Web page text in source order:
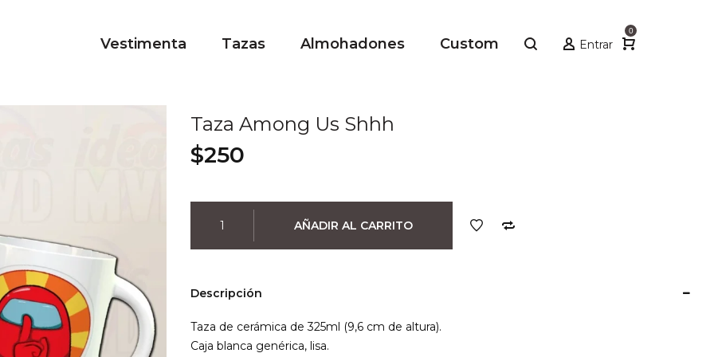
Entrar
0
Vestimenta Tazas Almohadones Custom
Taza Among Us Shhh
$250
Among
Us
cantidad
AÑADIR AL CARRITO
Descripción
Taza de cerámica de 325ml (9,6 cm de altura).
Caja blanca genérica, lisa.